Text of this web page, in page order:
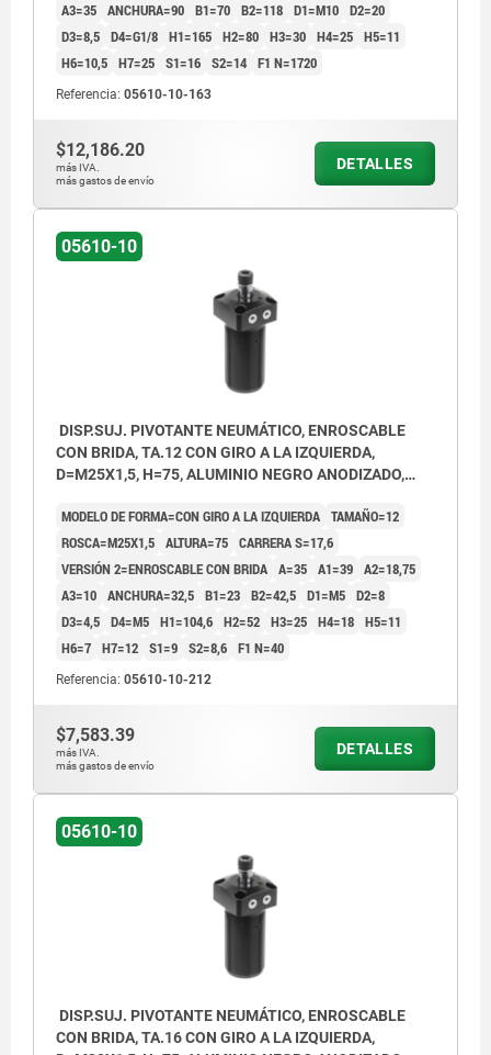
A3=35 ANCHURA=90 B1=70 B2=118 D1=M10 D2=20
D3=8,5 D4=G1/8 H1=165 H2=80 H3=30 H4=25 H5=11
H6=10,5 H7=25 S1=16 S2=14 F1 N=1720
Referencia: 05610-10-163
$12,186.20
más IVA.
más gastos de envío
DETALLES
05610-10
DISP.SUJ. PIVOTANTE NEUMÁTICO, ENROSCABLE
CON BRIDA, TA.12 CON GIRO A LA IZQUIERDA,
D=M25X1,5, H=75, ALUMINIO NEGRO ANODIZADO,
MODELO DE FORMA=CON GIRO A LA IZQUIERDA TAMAÑO=12
ROSCA=M25X1,5 ALTURA=75 CARRERA S=17,6
VERSIÓN 2=ENROSCABLE CON BRIDA A=35 A1=39 A2=18,75
A3=10 ANCHURA=32,5 B1=23 B2=42,5 D1=M5 D2=8
D3=4,5 D4=M5 H1=104,6 H2=52 H3=25 H4=18 H5=11
H6=7 H7=12 S1=9 S2=8,6 F1 N=40
Referencia: 05610-10-212
$7,583.39
más IVA.
más gastos de envío
DETALLES
05610-10
DISP.SUJ. PIVOTANTE NEUMÁTICO, ENROSCABLE
CON BRIDA, TA.16 CON GIRO A LA IZQUIERDA,